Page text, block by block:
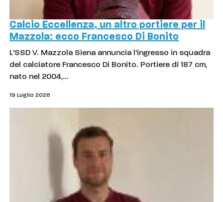
Calcio Eccellenza, un altro portiere per il
Mazzola: ecco Francesco Di Bonito
L'SSD V. Mazzola Siena annuncia l'ingresso in squadra
del calciatore Francesco Di Bonito. Portiere di 187 cm,
nato nel 2004,…
19 Luglio 2026